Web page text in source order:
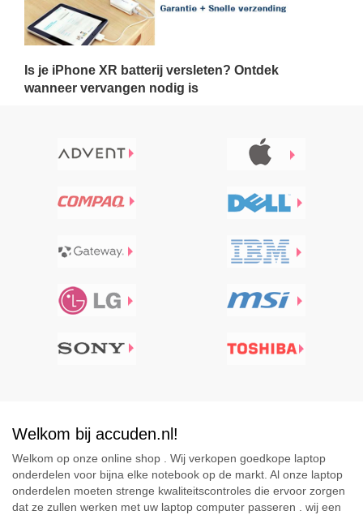
Is je iPhone XR batterij versleten? Ontdek
wanneer vervangen nodig is
Welkom bij accuden.nl!
Welkom op onze online shop . Wij verkopen goedkope laptop
onderdelen voor bijna elke notebook op de markt. Al onze laptop
onderdelen moeten strenge kwaliteitscontroles die ervoor zorgen
dat ze zullen werken met uw laptop computer passeren . wij een